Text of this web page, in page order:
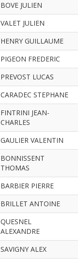
BOVE JULIEN
VALET JULIEN
HENRY GUILLAUME
PIGEON FREDERIC
PREVOST LUCAS
CARADEC STEPHANE
FINTRINI JEAN-
CHARLES
GAULIER VALENTIN
BONNISSENT
THOMAS
BARBIER PIERRE
BRILLET ANTOINE
QUESNEL
ALEXANDRE
SAVIGNY ALEX